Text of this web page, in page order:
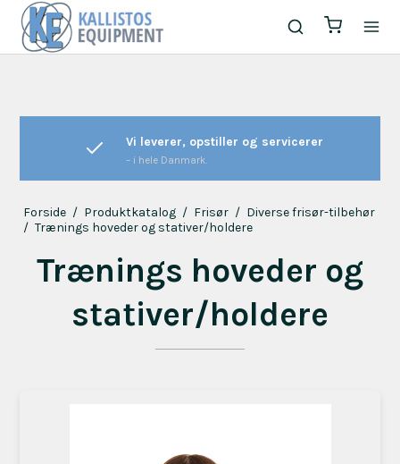
Vi leverer, opstiller og servicerer
– i hele Danmark.
Forside / Produktkatalog / Frisør / Diverse frisør-tilbehør
/ Trænings hoveder og stativer/holdere
Trænings hoveder og
stativer/holdere